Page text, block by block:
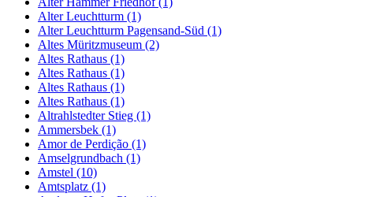
Alter Leuchtturm (1)
Alter Leuchtturm Pagensand-Süd (1)
Altes Müritzmuseum (2)
Altes Rathaus (1)
Altes Rathaus (1)
Altes Rathaus (1)
Altes Rathaus (1)
Altrahlstedter Stieg (1)
Ammersbek (1)
Amor de Perdição (1)
Amselgrundbach (1)
Amstel (10)
Amtsplatz (1)